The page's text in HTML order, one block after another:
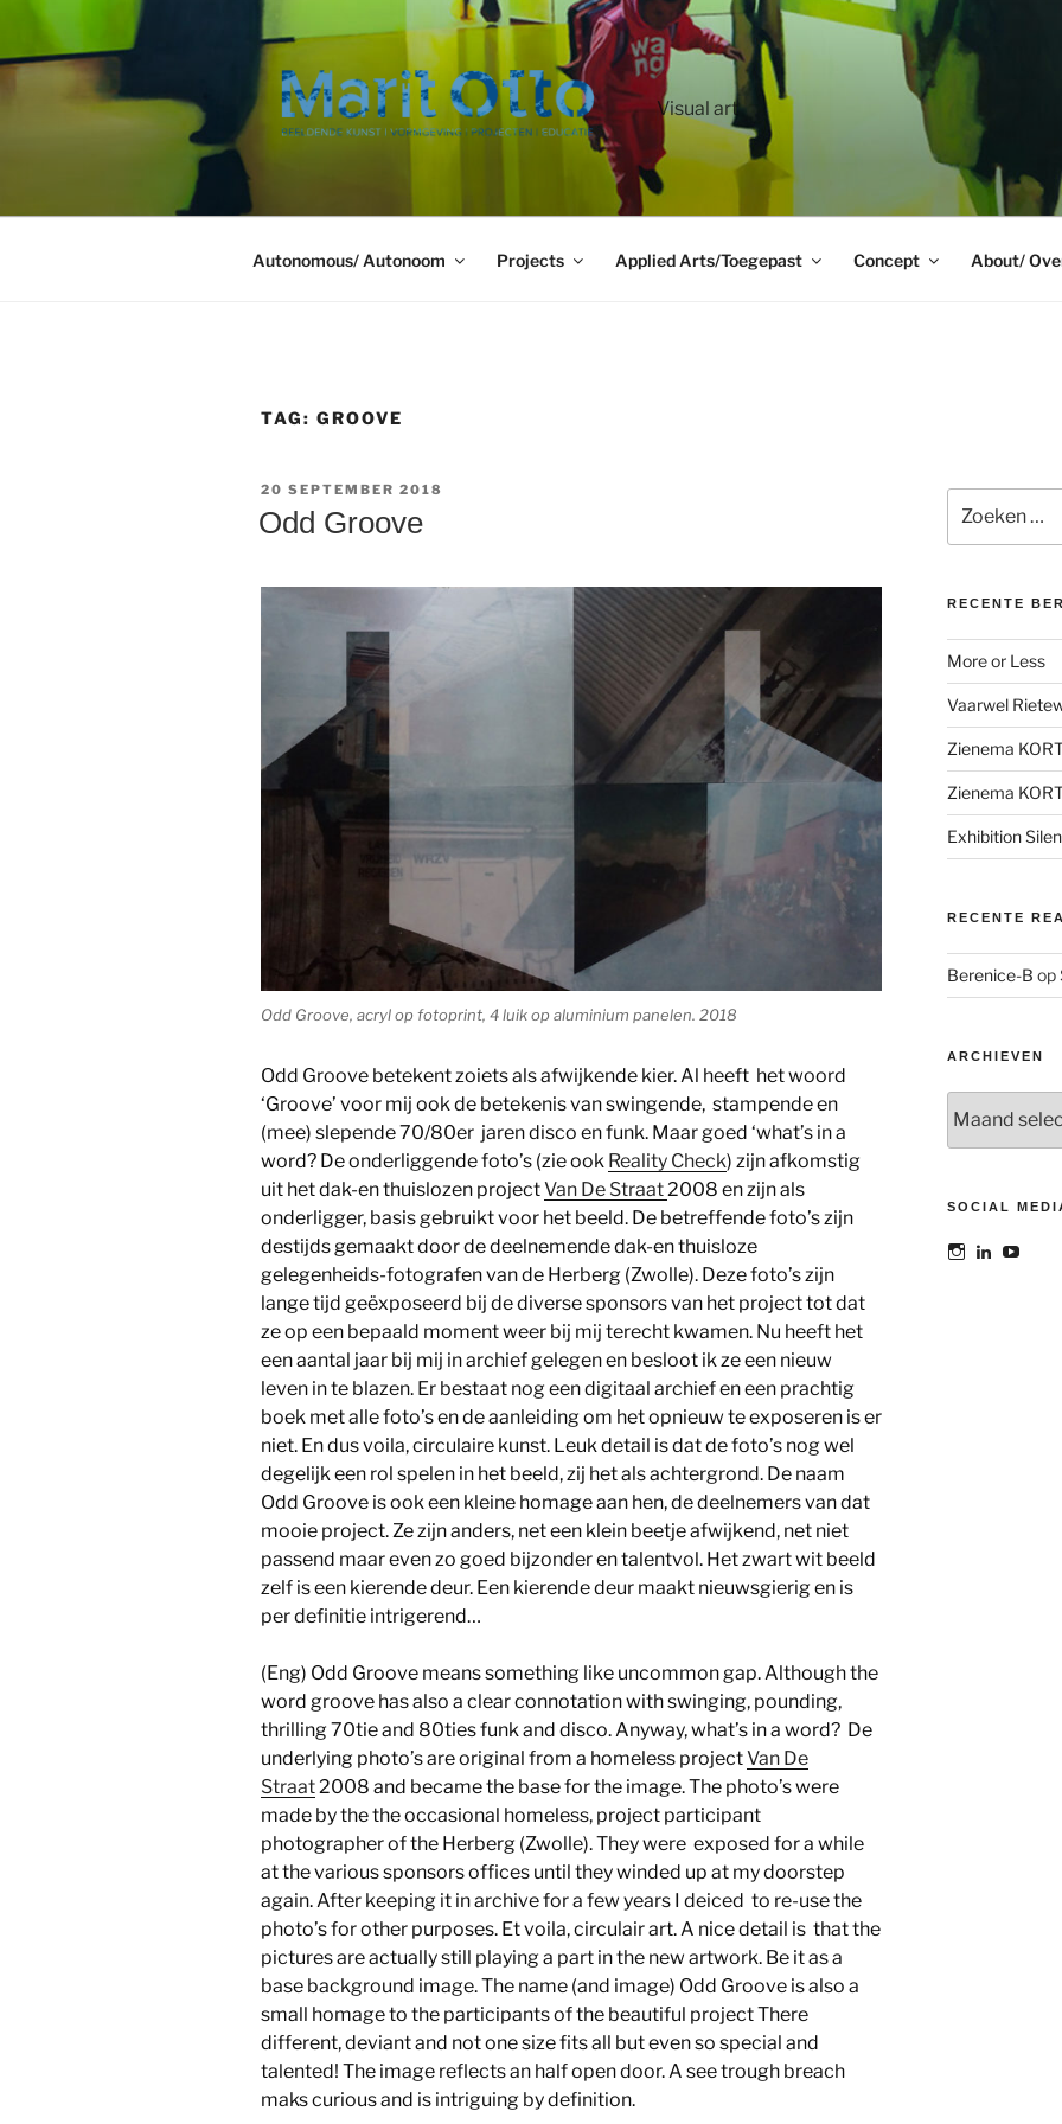
de
Visual art
Autonomous/ Autonoom Projects Applied Arts/Toegepast Concept About/
TAG: GROOVE
GEPLAATST
20 SEPTEMBER 2018
Odd Groove
Odd Groove, acryl op fotoprint, 4 luik op aluminium panelen. 2018
Odd Groove betekent zoiets als afwijkende kier. Al heeft het woord
‘Groove’ voor mij ook de betekenis van swingende, stampende en
(mee) slepende 70/80er jaren disco en funk. Maar goed ‘what’s in a
word? De onderliggende foto’s (zie ook Reality Check) zijn afkomstig
uit het dak-en thuislozen projectVan De Straat 2008 en zijn als
onderligger, basis gebruikt voor het beeld. De betreffende foto’s zijn
destijds gemaakt door de deelnemende dak-en thuisloze
gelegenheids-fotografen van de Herberg (Zwolle). Deze foto’s zijn
lange tijd geëxposeerd bij de diverse sponsors van het project tot dat
ze op een bepaald moment weer bij mij terecht kwamen. Nu heeft het
een aantal jaar bij mij in archief gelegen en besloot ik ze een nieuw
leven in te blazen. Er bestaat nog een digitaal archief en een prachtig
boek met alle foto’s en de aanleiding om het opnieuw te exposeren is er
niet. En dus voila, circulaire kunst. Leuk detail is dat de foto’s nog wel
degelijk een rol spelen in het beeld, zij het als achtergrond. De naam
Odd Groove is ook een kleine homage aan hen, de deelnemers van dat
mooie project. Ze zijn anders, net een klein beetje afwijkend, net niet
passend maar even zo goed bijzonder en talentvol. Het zwart wit beeld
zelf is een kierende deur. Een kierende deur maakt nieuwsgierig en is
per definitie intrigerend…
(Eng) Odd Groove means something like uncommon gap. Although the
word groove has also a clear connotation with swinging, pounding,
thrilling 70tie and 80ties funk and disco. Anyway, what’s in a word? De
underlying photo’s are original from a homeless projectVan De
Straat 2008 and became the base for the image. The photo’s were
made by the the occasional homeless, project participant
photographer of the Herberg (Zwolle). They were exposed for a while
at the various sponsors offices until they winded up at my doorstep
again. After keeping it in archive for a few years I deiced to re-use the
photo’s for other purposes. Et voila, circulair art. A nice detail is that the
pictures are actually still playing a part in the new artwork. Be it as a
base background image. The name (and image) Odd Groove is also a
small homage to the participants of the beautiful project There
different, deviant and not one size fits all but even so special and
talented! The image reflects an half open door. A see trough breach
maks curious and is intriguing by definition.
naar:
RECENTE
More or Less
Vaarwel
Zienema
Zienema
Exhibition
RECENTE
Berenice-B op
ARCHIEVEN
SOCIAL
BekijkBekijkBekijk